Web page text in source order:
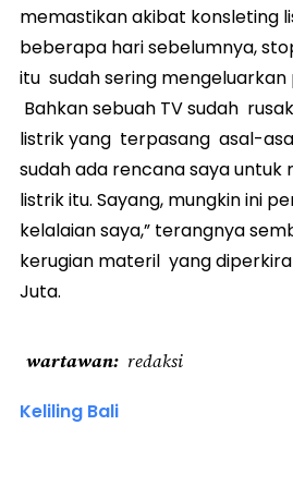
memastikan akibat konsleting
beberapa hari sebelumnya,
itu sudah sering mengeluarkan
Bahkan sebuah TV sudah
listrik yang terpasang asal-
sudah ada rencana saya untuk
listrik itu. Sayang, mungkin ini
kelalaian saya,” terangnya
kerugian materil yang
Juta.
wartawan redaksi
Keliling Bali